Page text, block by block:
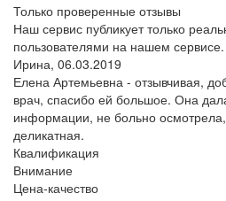
Только проверенные отзывы
Наш сервис публикует только
пользователями на нашем сервисе.
Ирина, 06.03.2019
Елена Артемьевна - отзывчивая,
врач, спасибо ей большое. Она
информации, не больно
деликатная.
Квалификация
Внимание
Цена-качество